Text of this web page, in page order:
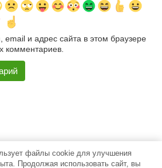
и адрес сайта в этом браузере
комментариев.
файлы cookie для улучшения
Продолжая использовать сайт, вы